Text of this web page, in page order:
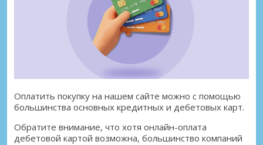
Оплатить покупку на нашем сайте можно с помощью
большинства основных кредитных и дебетовых карт.
Обратите внимание, что хотя онлайн-оплата
дебетовой картой возможна, большинство компаний